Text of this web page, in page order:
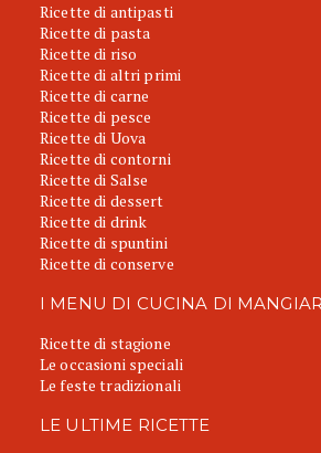
Ricette di antipasti
Ricette di pasta
Ricette di riso
Ricette di altri primi
Ricette di carne
Ricette di pesce
Ricette di Uova
Ricette di contorni
Ricette di Salse
Ricette di dessert
Ricette di drink
Ricette di spuntini
Ricette di conserve
I MENU DI CUCINA DI
Ricette di stagione
Le occasioni speciali
Le feste tradizionali
LE ULTIME RICETTE